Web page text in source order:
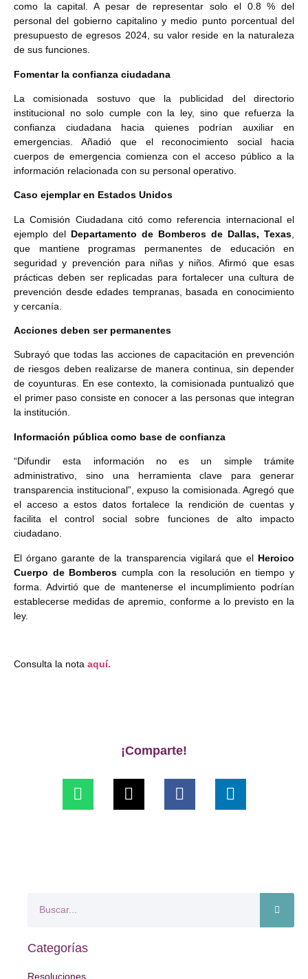
como la capital. A pesar de representar solo el 0.8 % del
personal del gobierno capitalino y medio punto porcentual del
presupuesto de egresos 2024, su valor reside en la naturaleza
de sus funciones.
Fomentar la confianza ciudadana
La comisionada sostuvo que la publicidad del directorio
institucional no solo cumple con la ley, sino que refuerza la
confianza ciudadana hacia quienes podrían auxiliar en
emergencias. Añadió que el reconocimiento social hacia
cuerpos de emergencia comienza con el acceso público a la
información relacionada con su personal operativo.
Caso ejemplar en Estados Unidos
La Comisión Ciudadana citó como referencia internacional el
ejemplo del Departamento de Bomberos de Dallas, Texas
que mantiene programas permanentes de educación en
seguridad y prevención para niñas y niños. Afirmó que esas
prácticas deben ser replicadas para fortalecer una cultura de
prevención desde edades tempranas, basada en conocimiento
y cercanía.
Acciones deben ser permanentes
Subrayó que todas las acciones de capacitación en prevención
de riesgos deben realizarse de manera continua, sin depender
de coyunturas. En ese contexto, la comisionada puntualizó que
el primer paso consiste en conocer a las personas que integran
la institución.
Información pública como base de confianza
“Difundir esta información no es un simple trámite
administrativo, sino una herramienta clave para generar
transparencia institucional”, expuso la comisionada. Agregó que
el acceso a estos datos fortalece la rendición de cuentas y
facilita el control social sobre funciones de alto impacto
ciudadano.
El órgano garante de la transparencia vigilará que el Heroico
Cuerpo de Bomberos cumpla con la resolución en tiempo y
forma. Advirtió que de mantenerse el incumplimiento podrían
establecerse medidas de apremio, conforme a lo previsto en la
ley.
Consulta la nota aquí.
¡Comparte!
Categorías
Resoluciones